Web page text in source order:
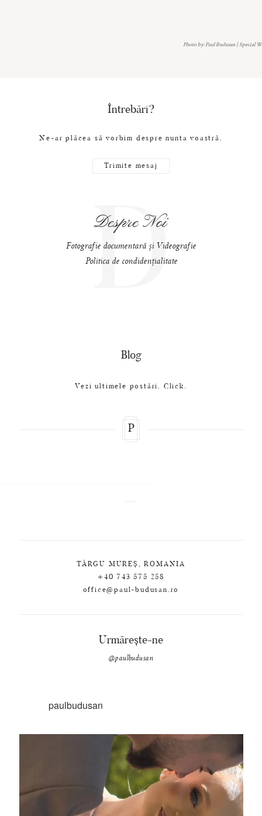
Photo by: Paul Budusan | Special
Întrebări?
Ne-ar plăcea să vorbim despre nunta voastră.
Trimite mesaj
Despre Noi
D
Fotografie documentară și Videografie
Politica de condidențialitate
Blog
Vezi ultimele postări. Click.
P
TÂRGU MUREȘ, ROMANIA
+40 743 575 258
office@paul-budusan.ro
Urmărește-ne
@paulbudusan
paulbudusan